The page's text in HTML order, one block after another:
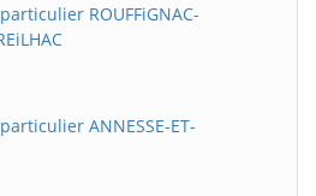
ROUFFiGNAC-
ANNESSE-ET-